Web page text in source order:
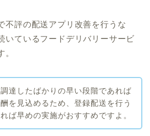
不評の配送アプリ改善を行うな
いているフードデリバリーサービ
。
達したばかりの早い段階であれば
を見込めるため、登録配送を行う
ば早めの実施がおすすめですよ。